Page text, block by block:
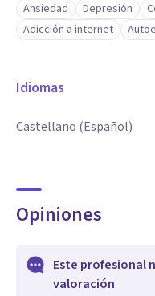
Ansiedad Depresión
Adicción a internet
Idiomas
Castellano (Español)
Opiniones
Este profesional
valoración